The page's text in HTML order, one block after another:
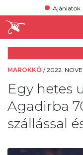
Ajánlatok
MAROKKÓ /2022.
Egy hetes
Agadirba
szállással